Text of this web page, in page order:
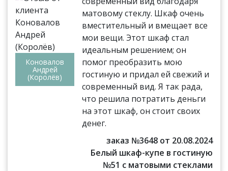
Коновалов
Андрей
(Королёв)
матовому стеклу. Шкаф очень
вместительный и вмещает все
мои вещи. Этот шкаф стал
идеальным решением; он
помог преобразить мою
гостиную и придал ей свежий и
современный вид. Я так рада,
что решила потратить деньги
на этот шкаф, он стоит своих
денег.
заказ №3648 от 20.08.2024
Белый шкаф-купе в гостиную
№51 с матовыми стеклами